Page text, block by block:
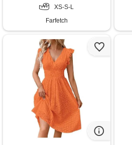
XS-S-L
Farfetch